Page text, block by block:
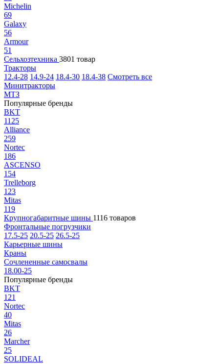
Michelin
69
Galaxy
56
Armour
51
Сельхозтехника 3801 товар
Тракторы
12.4-28 14.9-24 18.4-30 18.4-38 Смотреть все
Минитракторы
МТЗ
Популярные бренды
BKT
1125
Alliance
259
Nortec
186
ASCENSO
154
Trelleborg
123
Mitas
119
Крупногабаритные шины 1116 товаров
Фронтальные погрузчики
17.5-25 20.5-25 26.5-25
Карьерные шины
Краны
Сочлененные самосвалы
18.00-25
Популярные бренды
BKT
121
Nortec
40
Mitas
26
Marcher
25
SOLIDEAL